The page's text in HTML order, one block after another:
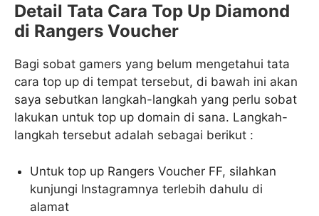
Detail Tata Cara Top Up Diamond
di Rangers Voucher
Bagi sobat gamers yang belum mengetahui tata
cara top up di tempat tersebut, di bawah ini akan
saya sebutkan langkah-langkah yang perlu sobat
lakukan untuk top up domain di sana. Langkah-
langkah tersebut adalah sebagai berikut :
Untuk top up Rangers Voucher FF, silahkan
kunjungi Instagramnya terlebih dahulu di
alamat